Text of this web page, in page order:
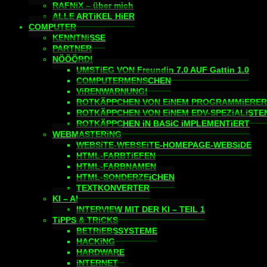
RAFNiX – über mich
ALLE ARTiKEL HiER
COMPUTER
KENNTNiSSE
PARTNER
NÖÖÖRD!
UMSTiEG VON Freundin 7.0 AUF Gattin 1.0
COMPUTERMENSCHEN
ViRENWARNUNG!
ROTKÄPPCHEN VON EiNEM
ROTKÄPPCHEN VON EiNEM EDV-
ROTKÄPPCHEN iN BASiC iMPLEMENTiERT
WEBMASTERiNG
WEBSiTE-WEBSEiTE-HOMEPAGE-WEBSiDE
HTML-FARBTiEFEN
HTML-FARBNAMEN
HTML-SONDERZEiCHEN
TEXTKONVERTER
KI – AI
INTERVIEW MIT DER KI – TEIL 1
TiPPS & TRiCKS
BETRiEBSSYSTEME
HACKiNG
HARDWARE
iNTERNET